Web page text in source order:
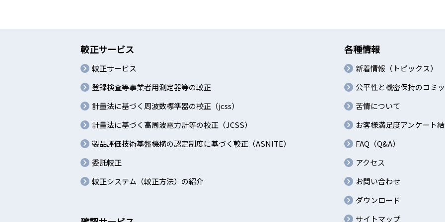
較正サービス
較正サービス
登録検査等事業者用測定器等の較正
計量法に基づく周波数標準器の校正（jcss）
計量法に基づく高周波電力計等の校正（JCSS）
製品評価技術基盤機構の認定制度に基づく較正（ASNITE）
委託較正
較正システム（較正方法）の紹介
各種情報
新着情報（トピックス）
公平性と機密保持のコミ
苦情について
お客様満足度アンケート
FAQ（Q&A）
アクセス
お問い合わせ
ダウンロード
サイトマップ